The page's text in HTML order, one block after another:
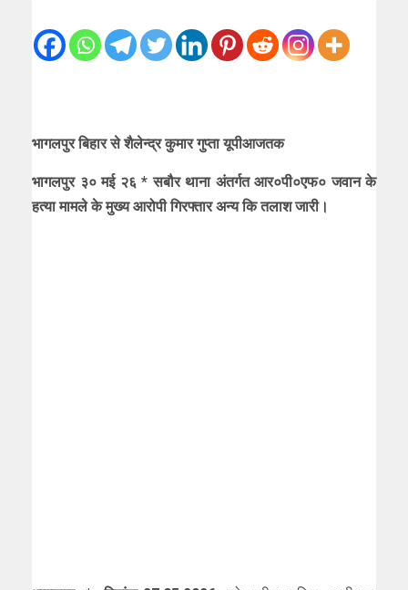
भागलपुर बिहार से शैलेन्द्र कुमार गुप्ता यूपीआजतक
भागलपुर ३० मई २६ * सबौर थाना अंतर्गत आर०पी०एफ० जवान के
हत्या मामले के मुख्य आरोपी गिरफ्तार अन्य कि तलाश जारी।